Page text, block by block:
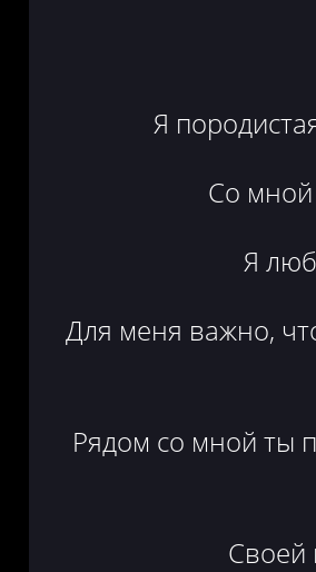
Я
Со мной
Я
Для меня важно,
Рядом со мной ты
Своей